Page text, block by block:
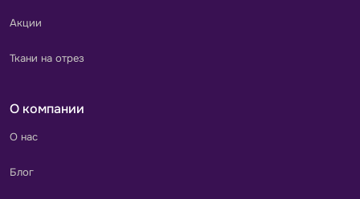
Акции
Ткани на отрез
О компании
О нас
Блог